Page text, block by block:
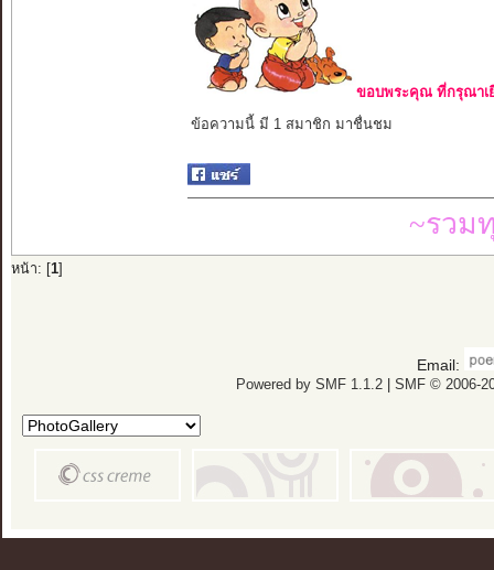
ขอบพระคุณ ที่กรุณาเ
ข้อความนี้ มี 1 สมาชิก มาชื่นชม
~รวม
หน้า: [ 1]
Email:
Powered by SMF 1.1.2| SMF © 2006-